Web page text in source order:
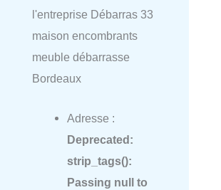
l'entreprise Débarras 33
maison encombrants
meuble débarrasse
Bordeaux
Adresse :
Deprecated:
strip_tags():
Passing null to